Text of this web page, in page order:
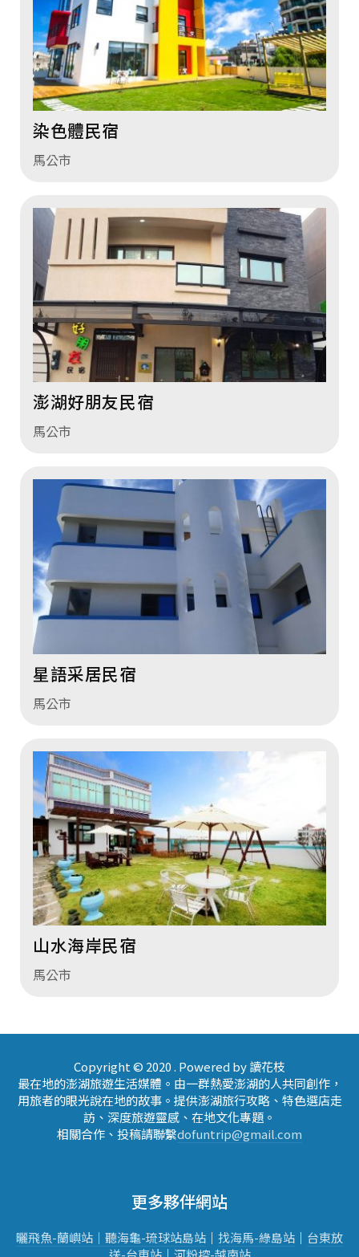
染色體民宿
馬公市
澎湖好朋友民宿
馬公市
星語采居民宿
馬公市
山水海岸民宿
馬公市
Copyright © 2020 . Powered by 讀花枝
最在地的澎湖旅遊生活媒體。由一群熱愛澎湖的人共同創作，
用旅者的眼光說在地的故事。提供澎湖旅行攻略、特色選店走
訪、深度旅遊靈感、在地文化專題。
相關合作、投稿請聯繫dofuntrip@gmail.com
更多夥伴網站
曬飛魚-蘭嶼站｜ 聽海龜-琉球站島站 ｜ 找海馬-綠島站 ｜ 台東放